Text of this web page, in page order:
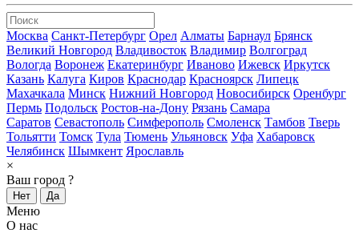
Москва Санкт-Петербург Орел Алматы Барнаул Брянск
Великий Новгород Владивосток Владимир Волгоград
Вологда Воронеж Екатеринбург Иваново Ижевск Иркутск
Казань Калуга Киров Краснодар Красноярск Липецк
Махачкала Минск Нижний Новгород Новосибирск Оренбург
Пермь Подольск Ростов-на-Дону Рязань Самара
Саратов Севастополь Симферополь Смоленск Тамбов Тверь
Тольятти Томск Тула Тюмень Ульяновск Уфа Хабаровск
Челябинск Шымкент Ярославль
×
Ваш город ?
Нет Да
Меню
О нас